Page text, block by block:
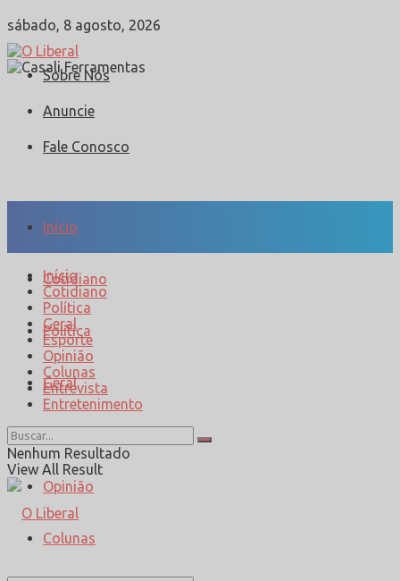
sábado, 8 agosto, 2026
Sobre Nós
Anuncie
Fale Conosco
Início
Cotidiano
Política
Geral
Esporte
Opinião
Colunas
Início
Cotidiano
Política
Geral
Esporte
Opinião
Colunas
Entrevista
Entretenimento
Nenhum Resultado
View All Result